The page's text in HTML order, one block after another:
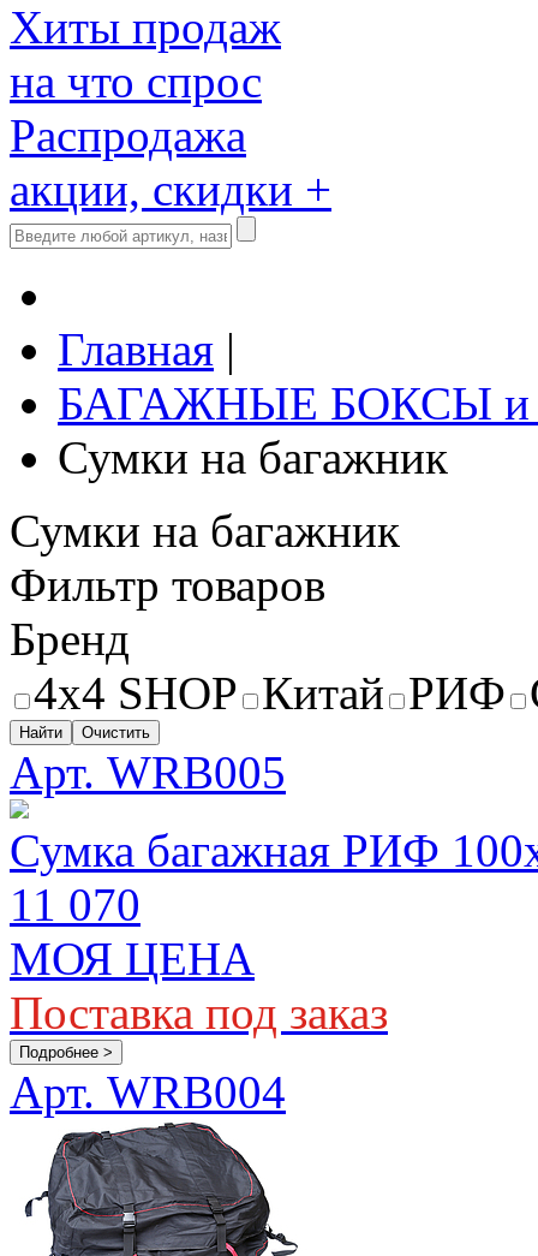
Хиты продаж
на что спрос
Распродажа
акции, скидки +
Главная |
БАГАЖНЫЕ БОКСЫ
Сумки на багажник
Сумки на багажник
Фильтр товаров
Бренд
4x4 SHOP Китай РИФ
Найти Очистить
Арт. WRB005
Сумка багажная РИФ
11 070
МОЯ ЦЕНА
Поставка под заказ
Подробнее >
Арт. WRB004